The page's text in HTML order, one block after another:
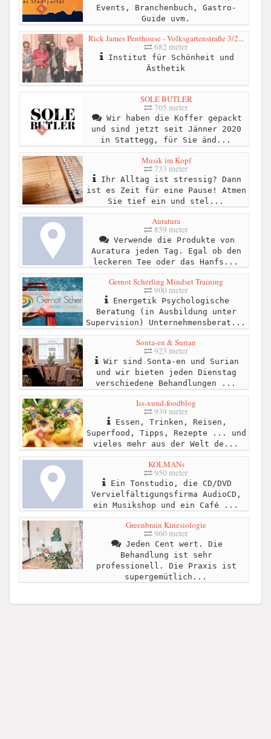
Events, Branchenbuch, Gastro-
Guide uvm.
Rick James Penthouse - Volksgartenstraße 3/2...
682 meter
Institut für Schönheit und
Ästhetik
SOLE BUTLER
705 meter
Wir haben die Koffer gepackt
und sind jetzt seit Jänner 2020
in Stattegg, für Sie änd...
Musik im Kopf
733 meter
Ihr Alltag ist stressig? Dann
ist es Zeit für eine Pause! Atmen
Sie tief ein und stel...
Auratura
859 meter
Verwende die Produkte von
Auratura jeden Tag. Egal ob den
leckeren Tee oder das Hanfs...
Gernot Scherling Mindset Training
900 meter
Energetik Psychologische
Beratung (in Ausbildung unter
Supervision) Unternehmensberat...
Sonta-en & Surian
923 meter
Wir sind Sonta-en und Surian
und wir bieten jeden Dienstag
verschiedene Behandlungen ...
Iss-xund-foodblog
939 meter
Essen, Trinken, Reisen,
Superfood, Tipps, Rezepte ... und
vieles mehr aus der Welt de...
KOLMANs
950 meter
Ein Tonstudio, die CD/DVD
Vervielfältigungsfirma AudioCD,
ein Musikshop und ein Café ...
Greenbrain Kinesiologie
960 meter
Jeden Cent wert. Die
Behandlung ist sehr
professionell. Die Praxis ist
supergemütlich...